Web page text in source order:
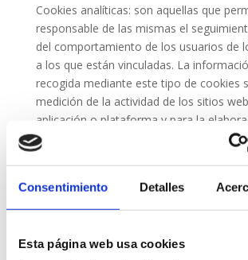
Consentimiento Detalles
Esta página web usa cookies
Cookies analíticas: son aquellas que
responsable de las mismas el
del comportamiento de los usuarios de
a los que están vinculadas. La
recogida mediante este tipo de cookies
medición de la actividad de los sitios
aplicación o plataforma y para la
perfiles de navegación de los usuarios de
aplicaciones y plataformas, con el fin de
que hacen los usuarios del servicio.
Cookies publicitarias: son aquellas que